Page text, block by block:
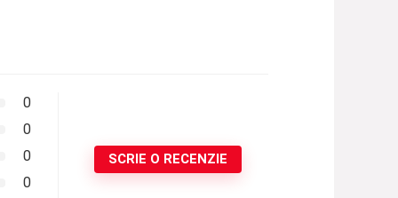
0
0
0
0
SCRIE O RECENZIE